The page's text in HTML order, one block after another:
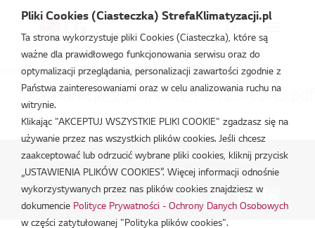
Strefa Klimatyzacji /S3UM012JA2DA / PC012SK.UA3
Deklaracja_zgodnosci_PC12SK.UA3.pdf
lut 18, 2026
Polityka Prywatności - Ochrona danych osobowych.|
Zarządzaj zgodami na pliki cookie
Połącz:
Pliki Cookies (Ciasteczka) StrefaKlimatyzacji.pl
Ta strona wykorzystuje pliki Cookies (Ciasteczka), które są
ważne dla prawidłowego funkcjonowania serwisu oraz do
optymalizacji przeglądania, personalizacji zawartości zgodnie z
Państwa zainteresowaniami oraz w celu analizowania ruchu na
witrynie.
Klikając "AKCEPTUJ WSZYSTKIE PLIKI COOKIE" zgadzasz się na
używanie przez nas wszystkich plików cookies. Jeśli chcesz
zaakceptować lub odrzucić wybrane pliki cookies, kliknij przycisk
„USTAWIENIA PLIKÓW COOKIES”. Więcej informacji odnośnie
wykorzystywanych przez nas plików cookies znajdziesz w
dokumencie Polityce Prywatności - Ochrony Danych Osobowych
w części zatytułowanej "Polityka plików cookies".